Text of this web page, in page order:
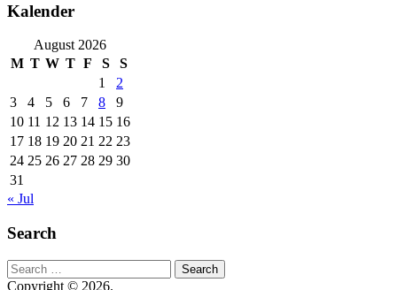
Kalender
August 2026
M T W T F S
S
1
2
3
4 5 6 7 8
9
10 11 12 13 14 15 16
17 18 19 20 21 22 23
24 25 26 27 28 29 30
31
« Jul
Search
Search
for:
Copyright © 2026.